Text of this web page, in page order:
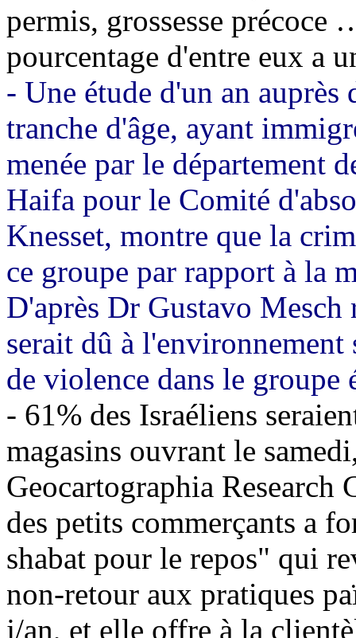
permis, grossesse précoce
pourcentage d'entre eux a
- Une étude d'un an auprès
tranche d'âge, ayant
menée par le département
Haifa pour le Comité
Knesset, montre que la
ce groupe par rapport à la
D'après Dr Gustavo Mesch
serait dû à l'environnement
de violence dans le groupe
- 61% des Israéliens
magasins ouvrant le
Geocartographia Research
des petits commerçants a
shabat pour le repos" qui
non-retour aux pratiques
j/an, et elle offre à la